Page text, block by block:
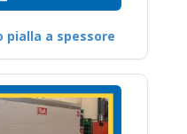
pialla a spessore